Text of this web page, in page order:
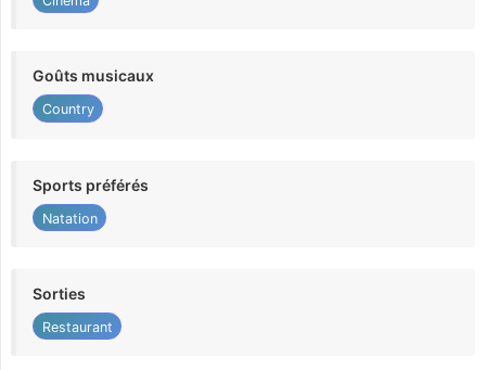
Goûts musicaux
Country
Sports préférés
Natation
Sorties
Restaurant